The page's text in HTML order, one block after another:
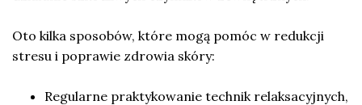
Oto kilka sposobów, które mogą pomóc w redukcji
stresu i poprawie zdrowia skóry:
Regularne praktykowanie technik relaksacyjnych,